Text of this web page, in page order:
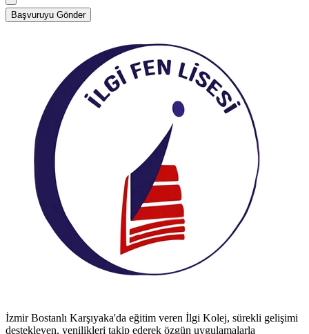
Başvuruyu Gönder
İzmir Bostanlı Karşıyaka'da eğitim veren İlgi Kolej, sürekli gelişimi
destekleyen, yenilikleri takip ederek özgün uygulamalarla